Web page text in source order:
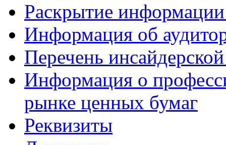
Раскрытие
Информация об
Перечень
Информация о
рынке ценных бумаг
Реквизиты